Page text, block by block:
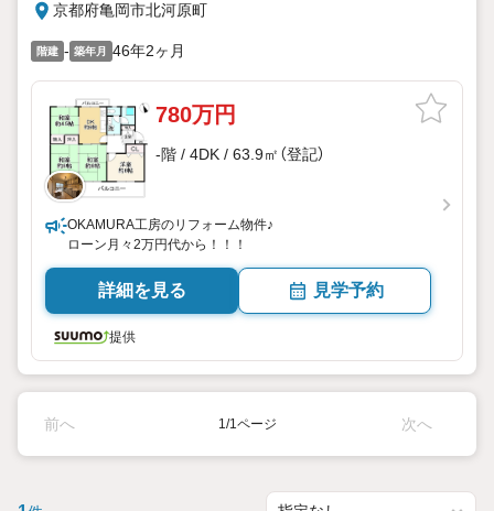
京都府亀岡市北河原町
階建 - 築年月 46年2ヶ月
780万円
-階 / 4DK / 63.9㎡（登記）
OKAMURA工房のリフォーム物件♪
ローン月々2万円代から！！！
詳細を見る 見学予約
提供
前へ 1/1ページ 次へ